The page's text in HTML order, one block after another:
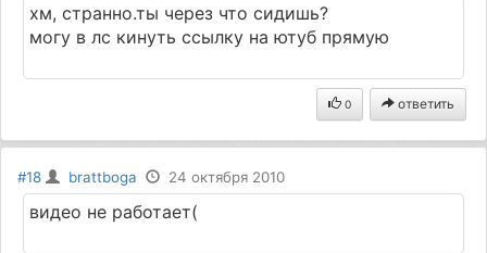
хм, странно.ты через что сидишь?
могу в лс кинуть ссылку на ютуб прямую
0 ответить
#18 brattboga 24 октября 2010
видео не работает(